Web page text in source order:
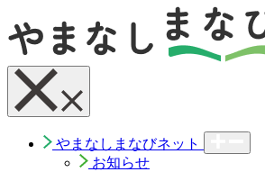
やまなしまなびネット
お知らせ